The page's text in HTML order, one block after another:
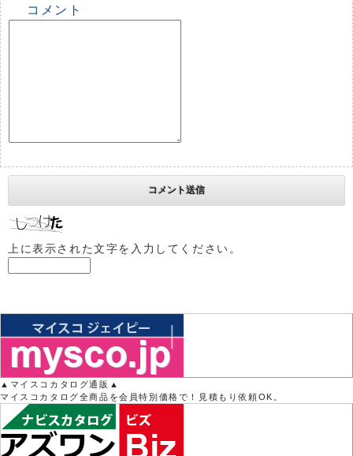
コメント
上に表示された文字を入力してください。
▲マイスコカタログ通販▲
マイスコカタログ全商品を会員特別価格で！見積もり依頼OK。